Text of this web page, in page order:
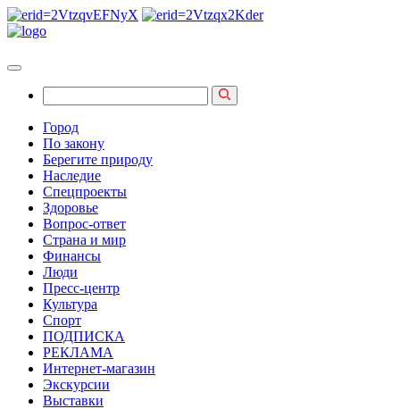
Город
По закону
Берегите природу
Наследие
Спецпроекты
Здоровье
Вопрос-ответ
Страна и мир
Финансы
Люди
Пресс-центр
Культура
Спорт
ПОДПИСКА
РЕКЛАМА
Интернет-магазин
Экскурсии
Выставки